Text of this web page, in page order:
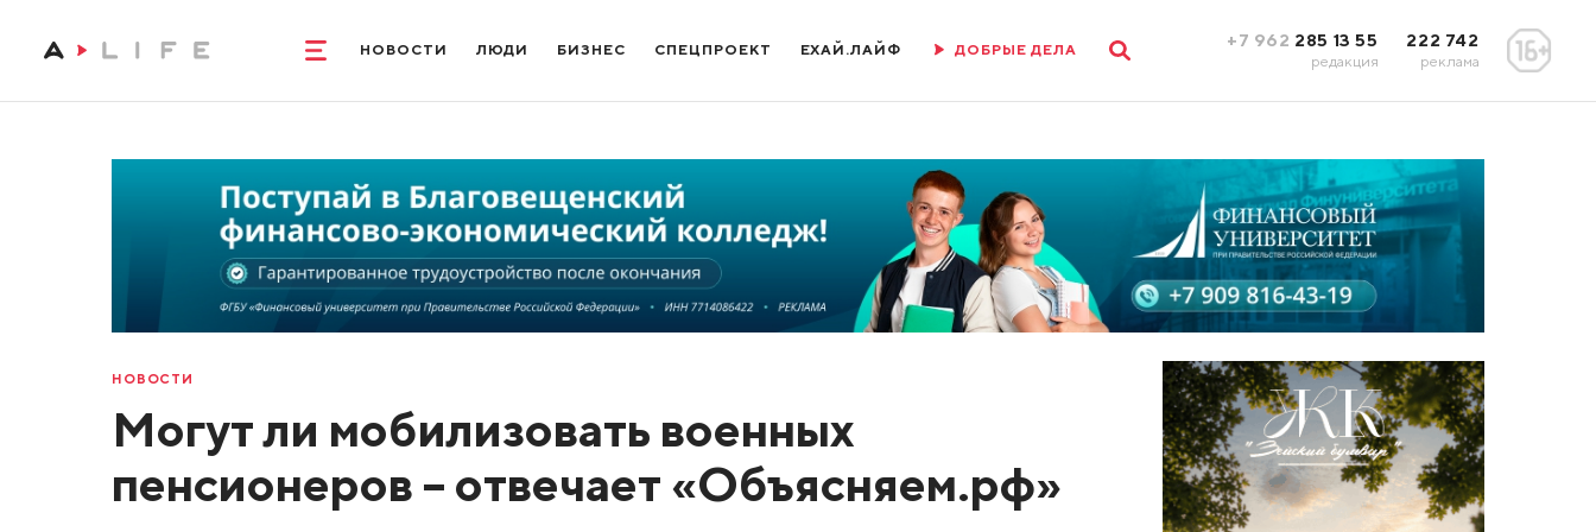
НОВОСТИ ЛЮДИ БИЗНЕС СПЕЦПРОЕКТ ЕХАЙ.ЛАЙФ ДОБРЫЕ ДЕЛА +7 962 285 13 55
редакция
222 742
реклама
НОВОСТИ
Могут ли мобилизовать военных
пенсионеров – отвечает «Объясняем.рф»